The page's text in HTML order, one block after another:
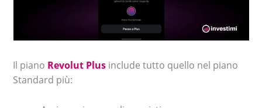
Il piano Revolut Plus include tutto quello nel piano
Standard più: